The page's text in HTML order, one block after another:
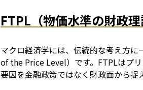
FTPL（物価水準の財政
マクロ経済学には、伝統的な考え方
of the Price Level）です。FTPLはプ
要因を金融政策ではなく財政面から捉